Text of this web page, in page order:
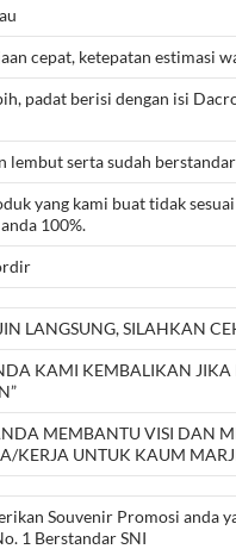
cepat, ketepatan estimasi
padat berisi dengan isi
lembut serta sudah
yang kami buat tidak
100%.
LANGSUNG, SILAHKAN
KAMI KEMBALIKAN
MEMBANTU VISI DAN
KERJA UNTUK KAUM
Souvenir Promosi anda
1 Berstandar SNI